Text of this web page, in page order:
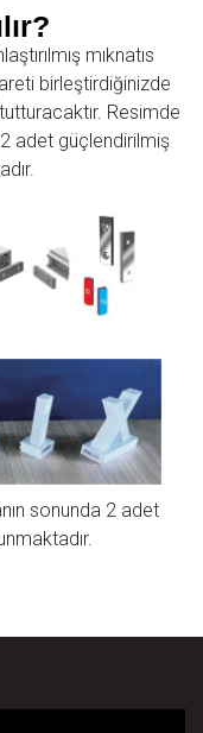
mıknatıs
birleştirdiğinizde
Resimde
adet güçlendirilmiş
sonunda 2 adet